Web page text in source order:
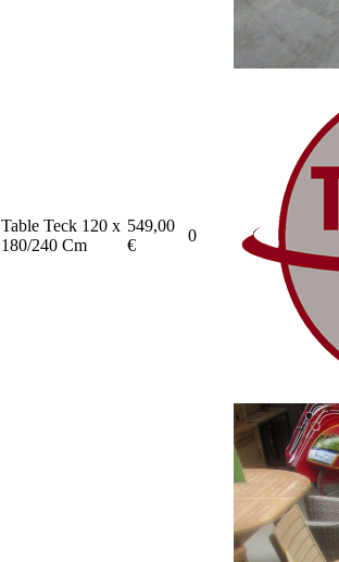
Table Teck 120 x
180/240 Cm
549,00
€
0